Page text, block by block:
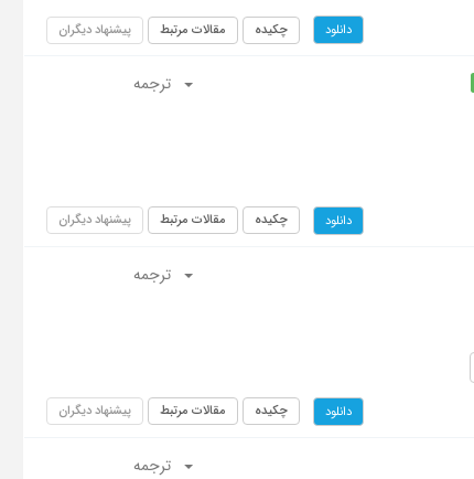
دانلود چکیده مقالات مرتبط پیشنهاد دیگران
ترجمه
دانلود چکیده مقالات مرتبط پیشنهاد دیگران
ترجمه
دانلود چکیده مقالات مرتبط پیشنهاد دیگران
ترجمه